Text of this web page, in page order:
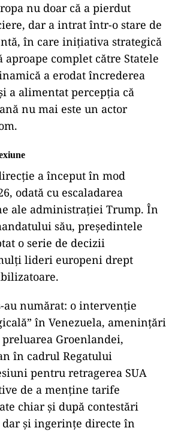
nu doar că a pierdut
dar a intrat într-o stare de
în care inițiativa strategică
aproape complet către Statele
a erodat încrederea
a alimentat percepția că
nu mai este un actor
a început în mod
odată cu escaladarea
ale administrației Trump. În
său, președintele
o serie de decizii
lideri europeni drept
au numărat: o intervenție
în Venezuela, amenințări
Groenlandei,
în cadrul Regatului
pentru retragerea SUA
de a menține tarife
chiar și după contestări
și ingerințe directe în